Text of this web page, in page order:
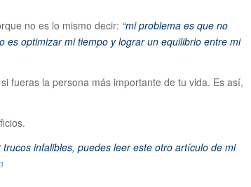
no es lo mismo decir: “mi problema es que no
es optimizar mi tiempo y lograr un equilibrio entre mi
fueras la persona más importante de tu vida. Es así,
infalibles, puedes leer este otro artículo de mi